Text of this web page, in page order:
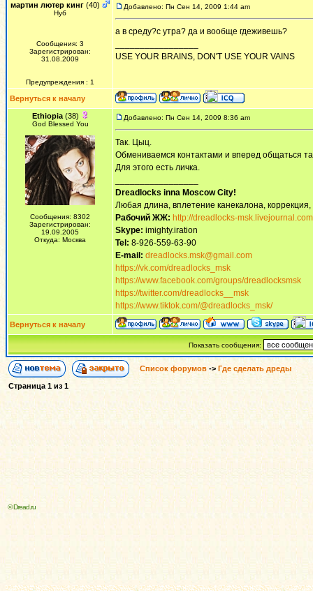
мартин лютер кинг (40)
Нуб
Сообщения: 3
Зарегистрирован:
31.08.2009
Предупреждения : 1
Добавлено: Пн Сен 14, 2009 1:44 am
а в среду?с утра? да и вообще гдеживешь?
USE YOUR BRAINS, DON'T USE YOUR VAINS
Вернуться к началу
Ethiopia(38)
God Blessed You
Сообщения: 8302
Зарегистрирован:
19.09.2005
Откуда: Москва
Добавлено: Пн Сен 14, 2009 8:36 am
Так. Цыц.
Обмениваемся контактами и вперед общаться
Для этого есть личка.
Dreadlocks inna Moscow Сity!
Любая длина, вплетение канекалона,
Рабочий ЖЖ: http://dreadlocks-
Skype: imighty.iration
Tel: 8-926-559-63-90
E-mail: dreadlocks.msk@gmail.com
https://vk.com/dreadlocks_msk
https://www.facebook.com/groups/dreadlocksmsk
https://twitter.com/dreadlocks__msk
https://www.tiktok.com/@dreadlocks_msk/
Вернуться к началу
Показать сообщения:
Список форумов -> Где сделать дреды
Страница 1из 1
© Dread.ru